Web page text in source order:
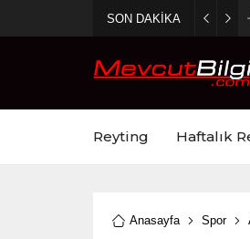
SON DAKİKA
Reyting Haftalık
Anasayfa Spor